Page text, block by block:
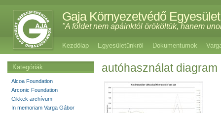
Gaja Környezetvédő Egyesület
"A földet nem apáinktól örököltük, hanem
Kezdőlap Egyesületünkről Dokumentumok
autóhasználat diagram
Kategóriák
Alcoa Foundation
Arconic Foundation
Cikkek archívum
In memoriam Varga Gábor